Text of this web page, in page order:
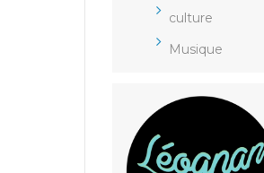
culture
Musique